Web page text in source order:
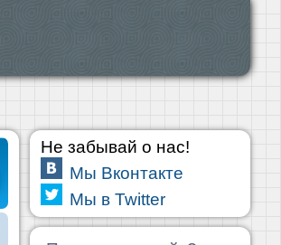
Не забывай о нас!
Мы Вконтакте
Мы в Twitter